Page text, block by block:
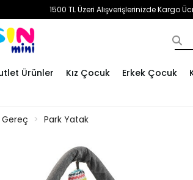
1500 TL Üzeri Alışverişlerinizde Kargo
Ürünler Kız Çocuk Erkek Çocuk
Park Yatak